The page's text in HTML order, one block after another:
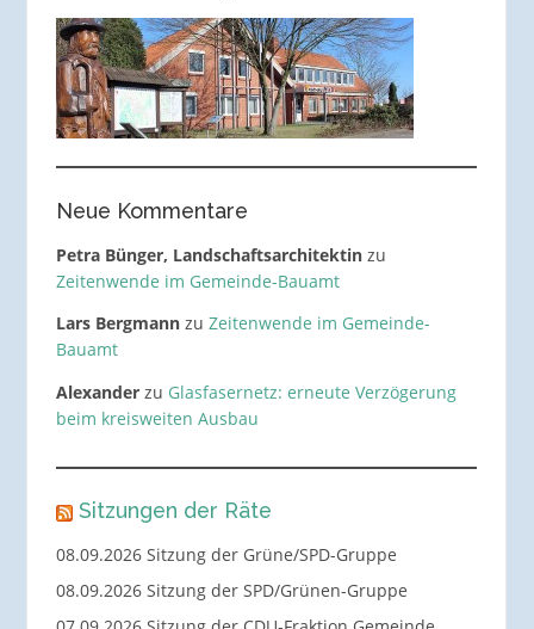
Neue Kommentare
Petra Bünger, Landschaftsarchitektinzu
Zeitenwende im Gemeinde-Bauamt
Lars Bergmannzu Zeitenwende im Gemeinde-
Bauamt
Alexanderzu Glasfasernetz: erneute Verzögerung
beim kreisweiten Ausbau
Sitzungen der Räte
08.09.2026 Sitzung der Grüne/SPD-Gruppe
08.09.2026 Sitzung der SPD/Grünen-Gruppe